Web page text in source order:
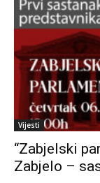
Vijesti
“Zabjelski
Zabjelo –